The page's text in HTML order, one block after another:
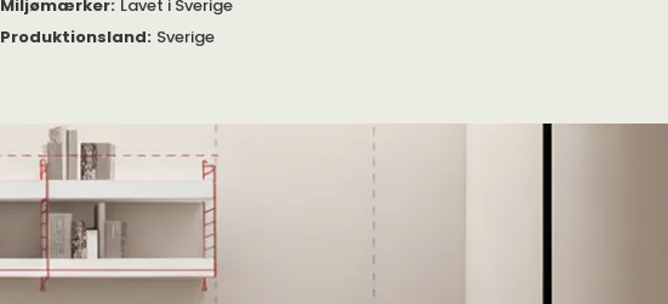
Miljømærker: Lavet i Sverige
Produktionsland: Sverige